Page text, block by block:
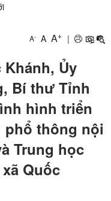
A- A A+ |
Ủy
Bí thư Tỉnh
hình triển
phổ thông nội
Trung học
Quốc